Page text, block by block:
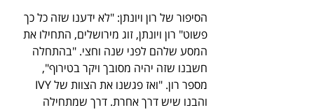
הסיפור של רון ויונתן: "לא ידענו שזה כל כך
פשוט" רון ויונתן, זוג מירושלים, התחילו את
המסע שלהם לפני שנה וחצי. "בהתחלה
חשבנו שזה יהיה מסובך ויקר בטירוף",
והבנו שיש דרך אחרת. דרך שמתחילה